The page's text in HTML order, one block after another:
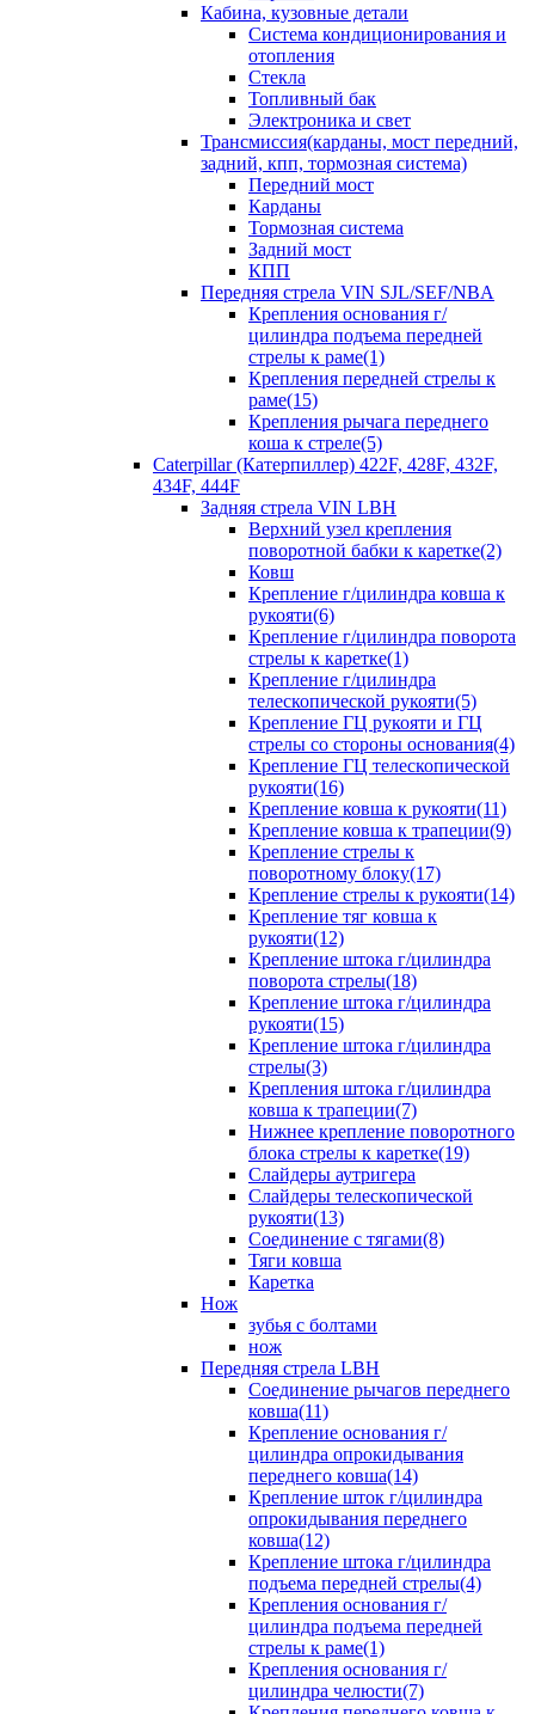
Кабина, кузовные детали
Система кондиционирования и
отопления
Стекла
Топливный бак
Электроника и свет
Трансмиссия(карданы, мост передний,
задний, кпп, тормозная система)
Передний мост
Карданы
Тормозная система
Задний мост
КПП
Передняя стрела VIN SJL/SEF/NBA
Крепления основания г/
цилиндра подъема передней
стрелы к раме(1)
Крепления передней стрелы к
раме(15)
Крепления рычага переднего
коша к стреле(5)
Caterpillar (Катерпиллер) 422F, 428F, 432F,
434F, 444F
Задняя стрела VIN LBH
Верхний узел крепления
поворотной бабки к каретке(2)
Ковш
Крепление г/цилиндра ковша к
рукояти(6)
Крепление г/цилиндра поворота
стрелы к каретке(1)
Крепление г/цилиндра
телескопической рукояти(5)
Крепление ГЦ рукояти и ГЦ
стрелы со стороны основания(4)
Крепление ГЦ телескопической
рукояти(16)
Крепление ковша к рукояти(11)
Крепление ковша к трапеции(9)
Крепление стрелы к
поворотному блоку(17)
Крепление стрелы к рукояти(14)
Крепление тяг ковша к
рукояти(12)
Крепление штока г/цилиндра
поворота стрелы(18)
Крепление штока г/цилиндра
рукояти(15)
Крепление штока г/цилиндра
стрелы(3)
Крепления штока г/цилиндра
ковша к трапеции(7)
Нижнее крепление поворотного
блока стрелы к каретке(19)
Слайдеры аутригера
Слайдеры телескопической
рукояти(13)
Соединение с тягами(8)
Тяги ковша
Каретка
Нож
зубья с болтами
нож
Передняя стрела LBH
Cоединение рычагов переднего
ковша(11)
Крепление основания г/
цилиндра опрокидывания
переднего ковша(14)
Крепление шток г/цилиндра
опрокидывания переднего
ковша(12)
Крепление штока г/цилиндра
подъема передней стрелы(4)
Крепления основания г/
цилиндра подъема передней
стрелы к раме(1)
Крепления основания г/
цилиндра челюсти(7)